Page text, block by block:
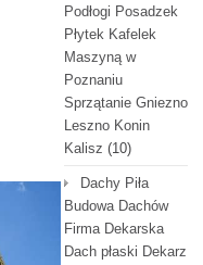
Podłogi Posadzek
Płytek Kafelek
Maszyną w
Poznaniu
Sprzątanie Gniezno
Leszno Konin
Kalisz (10)
Dachy Piła
Budowa Dachów
Firma Dekarska
Dach płaski Dekarz